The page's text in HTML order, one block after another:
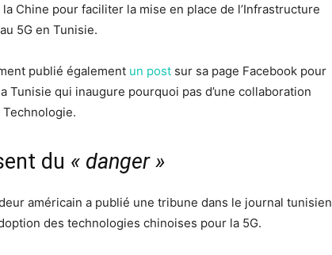
Chine pour faciliter la mise en place de l’Infrastructure
5G en Tunisie.
publié également un post sur sa page Facebook pour
Tunisie qui inaugure pourquoi pas d’une collaboration
du « danger »
américain a publié une tribune dans le journal tunisien
des technologies chinoises pour la 5G.